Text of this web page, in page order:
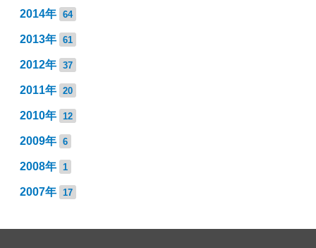
2014年 64
2013年 61
2012年 37
2011年 20
2010年 12
2009年 6
2008年 1
2007年 17